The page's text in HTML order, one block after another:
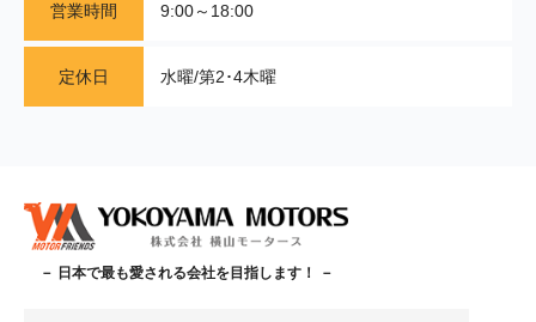
営業時間 9:00～18:00
定休日 水曜/第2･4木曜
－ 日本で最も愛される会社を目指します！ －